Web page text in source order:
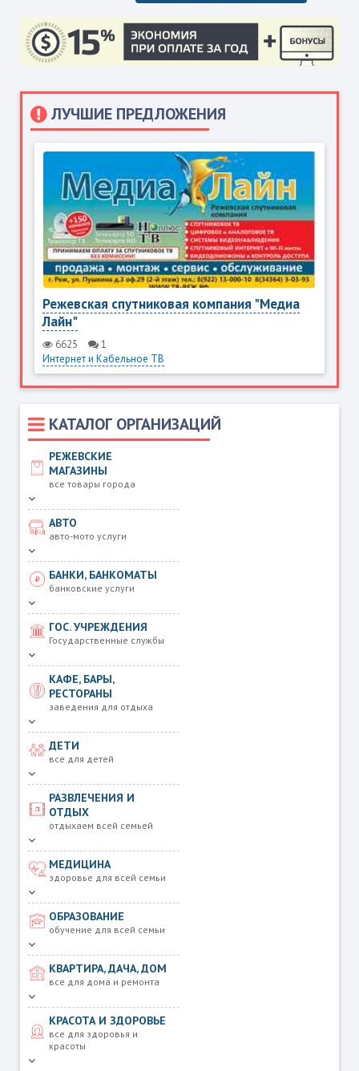
ЛУЧШИЕ ПРЕДЛОЖЕНИЯ
Режевская спутниковая компания "Медиа
Лайн"
6625
1
Интернет и Кабельное ТВ
КАТАЛОГ ОРГАНИЗАЦИЙ
РЕЖЕВСКИЕ
МАГАЗИНЫ
все товары города
АВТО
авто-мото услуги
БАНКИ, БАНКОМАТЫ
банковские услуги
ГОС. УЧРЕЖДЕНИЯ
Государственные службы
КАФЕ, БАРЫ,
РЕСТОРАНЫ
заведения для отдыха
ДЕТИ
все для детей
РАЗВЛЕЧЕНИЯ И
ОТДЫХ
отдыхаем всей семьей
МЕДИЦИНА
здоровье для всей семьи
ОБРАЗОВАНИЕ
обучение для всей семьи
КВАРТИРА, ДАЧА, ДОМ
все для дома и ремонта
КРАСОТА И ЗДОРОВЬЕ
все для здоровья и
красоты